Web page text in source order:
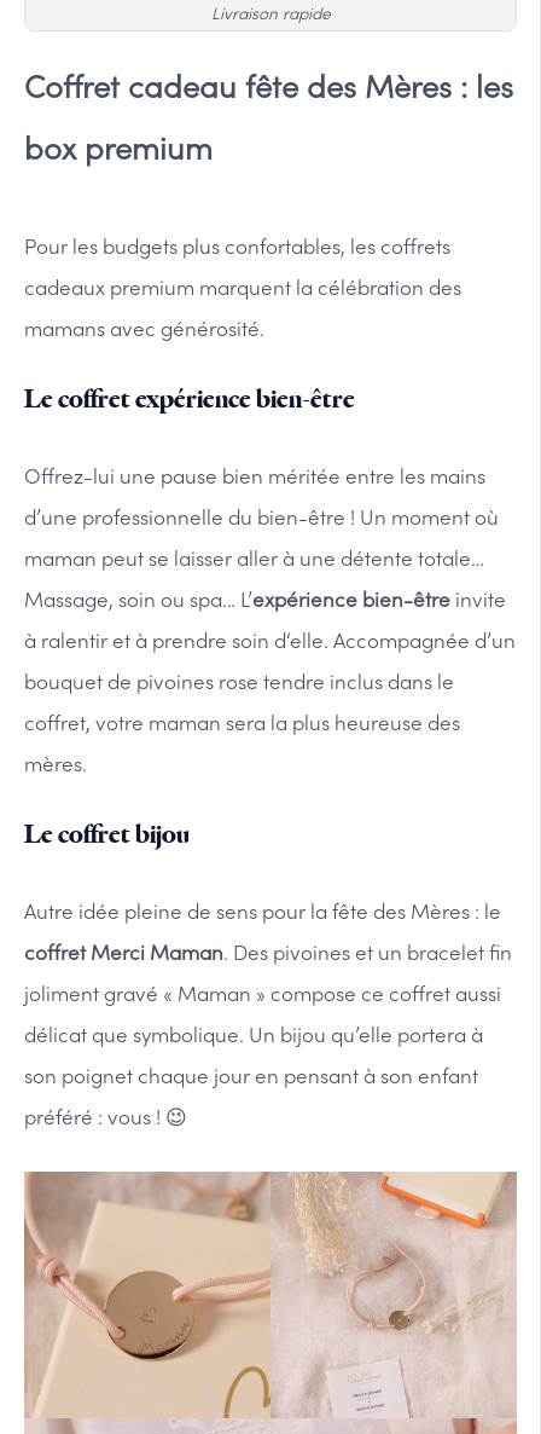
Livraison rapide
Coffret cadeau fête des Mères : les
box premium
Pour les budgets plus confortables, les coffrets
cadeaux premium marquent la célébration des
mamans avec générosité.
Le coffret expérience bien-être
Offrez-lui une pause bien méritée entre les mains
d’une professionnelle du bien-être ! Un moment où
maman peut se laisser aller à une détente totale…
Massage, soin ou spa… L’expérience bien-être invite
à ralentir et à prendre soin d‘elle. Accompagnée d’un
bouquet de pivoines rose tendre inclus dans le
coffret, votre maman sera la plus heureuse des
mères.
Le coffret bijou
Autre idée pleine de sens pour la fête des Mères : le
coffret Merci Maman. Des pivoines et un bracelet fin
joliment gravé « Maman » compose ce coffret aussi
délicat que symbolique. Un bijou qu’elle portera à
son poignet chaque jour en pensant à son enfant
préféré : vous ! 😉